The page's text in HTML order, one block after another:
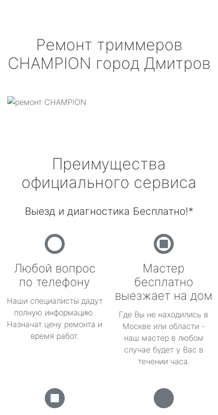
Ремонт триммеров
CHAMPION город Дмитров
Преимущества
официального сервиса
Выезд и диагностика Бесплатно!*
Любой вопрос
по телефону
Наши специалисты дадут
полную информацию.
Назначат цену ремонта и
время работ.
Мастер
бесплатно
выезжает на дом
Где Вы не находились в
Москве или области -
наш мастер в любом
случае будет у Вас в
течении часа.